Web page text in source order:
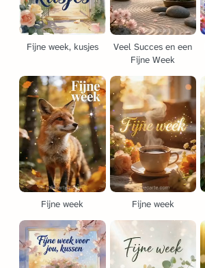
Fijne week, kusjes
Veel Succes en een
Fijne Week
Fijne week Fijne week